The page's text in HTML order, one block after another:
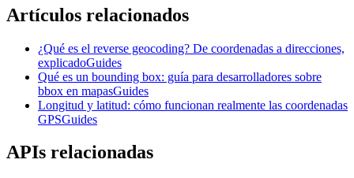
Artículos relacionados
¿Qué es el reverse geocoding? De coordenadas a direcciones,
explicadoGuides
Qué es un bounding box: guía para desarrolladores sobre
bbox en mapasGuides
Longitud y latitud: cómo funcionan realmente las coordenadas
GPSGuides
APIs relacionadas